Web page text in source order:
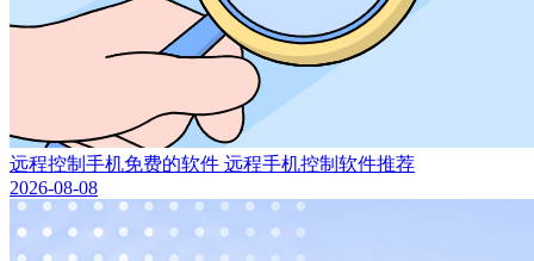
远程控制手机免费的软件 远程手机控制软件推荐
2026-08-08